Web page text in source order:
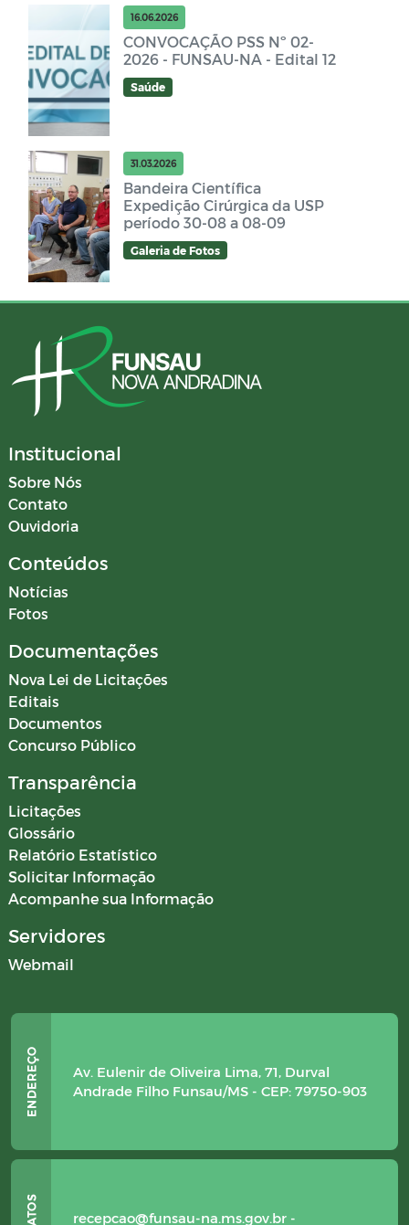
16.06.2026
CONVOCAÇÃO PSS Nº 02-
2026 - FUNSAU-NA - Edital 12
Saúde
31.03.2026
Bandeira Científica
Expedição Cirúrgica da USP
período 30-08 a 08-09
Galeria de Fotos
Institucional
Sobre Nós
Contato
Ouvidoria
Conteúdos
Notícias
Fotos
Documentações
Nova Lei de Licitações
Editais
Documentos
Concurso Público
Transparência
Licitações
Glossário
Relatório Estatístico
Solicitar Informação
Acompanhe sua Informação
Servidores
Webmail
Av. Eulenir de Oliveira Lima, 71, Durval
Andrade Filho Funsau/MS - CEP: 79750-903
recepcao@funsau-na.ms.gov.br -